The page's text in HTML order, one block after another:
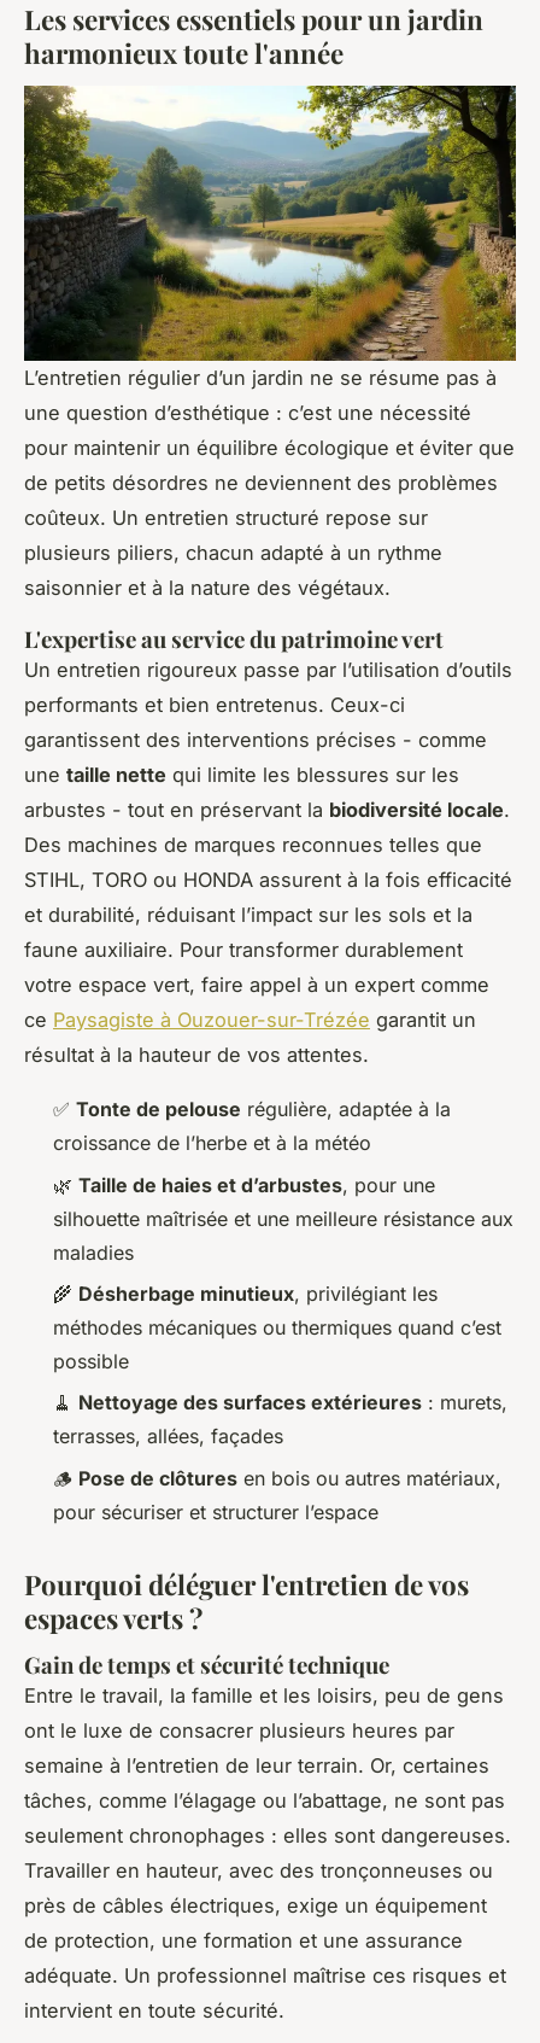
Les services essentiels pour un jardin
harmonieux toute l'année
L’entretien régulier d’un jardin ne se résume pas à
une question d’esthétique : c’est une nécessité
pour maintenir un équilibre écologique et éviter que
de petits désordres ne deviennent des problèmes
coûteux. Un entretien structuré repose sur
plusieurs piliers, chacun adapté à un rythme
saisonnier et à la nature des végétaux.
L'expertise au service du patrimoine vert
Un entretien rigoureux passe par l’utilisation d’outils
performants et bien entretenus. Ceux-ci
garantissent des interventions précises - comme
une taille nette qui limite les blessures sur les
arbustes - tout en préservant la biodiversité locale.
Des machines de marques reconnues telles que
STIHL, TORO ou HONDA assurent à la fois efficacité
et durabilité, réduisant l’impact sur les sols et la
faune auxiliaire. Pour transformer durablement
votre espace vert, faire appel à un expert comme
ce Paysagiste à Ouzouer-sur-Trézée garantit un
résultat à la hauteur de vos attentes.
✅ Tonte de pelouse régulière, adaptée à la
croissance de l’herbe et à la météo
🌿 Taille de haies et d’arbustes, pour une
silhouette maîtrisée et une meilleure résistance aux
maladies
🌾 Désherbage minutieux, privilégiant les
méthodes mécaniques ou thermiques quand c’est
possible
🧹 Nettoyage des surfaces extérieures : murets,
terrasses, allées, façades
🪵 Pose de clôtures en bois ou autres matériaux,
pour sécuriser et structurer l’espace
Pourquoi déléguer l'entretien de vos
espaces verts ?
Gain de temps et sécurité technique
Entre le travail, la famille et les loisirs, peu de gens
ont le luxe de consacrer plusieurs heures par
semaine à l’entretien de leur terrain. Or, certaines
tâches, comme l’élagage ou l’abattage, ne sont pas
seulement chronophages : elles sont dangereuses.
Travailler en hauteur, avec des tronçonneuses ou
près de câbles électriques, exige un équipement
de protection, une formation et une assurance
adéquate. Un professionnel maîtrise ces risques et
intervient en toute sécurité.